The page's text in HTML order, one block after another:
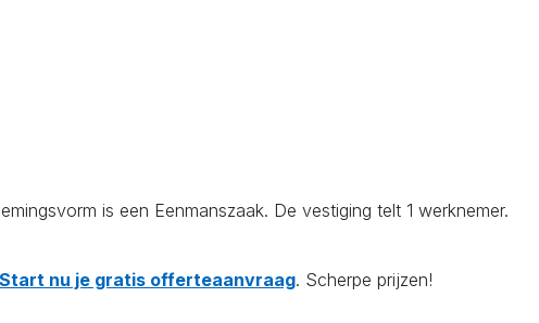
is een Eenmanszaak. De vestiging telt 1 werknemer.
Start nu je gratis offerteaanvraag. Scherpe prijzen!